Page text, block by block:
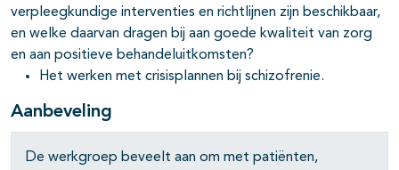
verpleegkundige interventies en richtlijnen zijn beschikbaar,
en welke daarvan dragen bij aan goede kwaliteit van zorg
en aan positieve behandeluitkomsten?
Het werken met crisisplannen bij schizofrenie.
Aanbeveling
De werkgroep beveelt aan om met patiënten,